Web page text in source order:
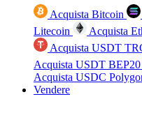
Acquista Bitcoin
Litecoin
Acquista
Acquista USDT
Acquista USDT BEP20
Acquista USDC
Vendere